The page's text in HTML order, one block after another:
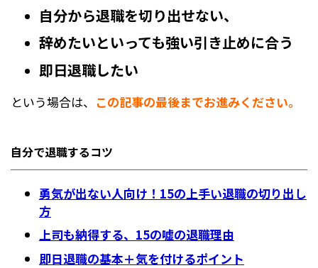
上下水道関連の会社は官公庁からの受注も多く、
業績が安定していることにも魅力を感じていま
そして何より自宅からマイカーで20分程度の場所
に本社があるので、平日でも朝寝坊できるように
自分から退職を切り出せない、
辞めたいといっても強い引き止めに合う
即日退職したい
という場合は、 この記事の最後までお進みください。
自分で退職するコツ
勇気が出ない人向け！15の上手い退職の切り出し
方
上司も納得する、15の嘘の退職理由
即日退職の基本＋気を付けるポイント